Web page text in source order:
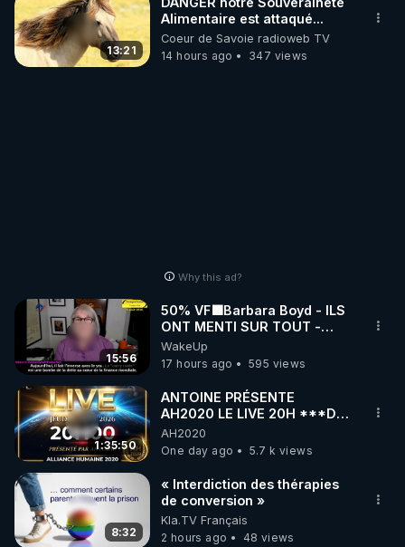
13:21
Alimentaire est attaqué...
Coeur de Savoie radioweb TV
14 hours ago
347 views
Why this ad?
15:56
50% VF🟩Barbara Boyd - ILS
ONT MENTI SUR TOUT -
Jocelyne Traduction
WakeUp
17 hours ago
595 views
1:35:50
ANTOINE PRÉSENTE
AH2020 LE LIVE 20H ***DU
06/08/2026***
AH2020
One day ago
5.7 k views
8:32
« Interdiction des thérapies
de conversion »
Kla.TV Français
2 hours ago
48 views